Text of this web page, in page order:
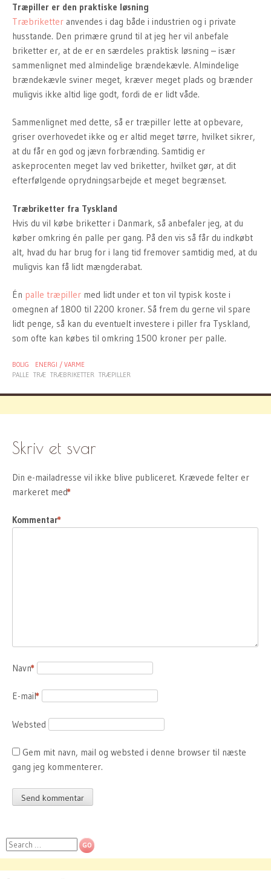
Træpiller er den praktiske løsning
Træbriketter anvendes i dag både i industrien og i private
husstande. Den primære grund til at jeg her vil anbefale
briketter er, at de er en særdeles praktisk løsning – især
sammenlignet med almindelige brændekævle. Almindelige
brændekævle sviner meget, kræver meget plads og brænder
muligvis ikke altid lige godt, fordi de er lidt våde.
Sammenlignet med dette, så er træpiller lette at opbevare,
griser overhovedet ikke og er altid meget tørre, hvilket sikrer,
at du får en god og jævn forbrænding. Samtidig er
askeprocenten meget lav ved briketter, hvilket gør, at dit
efterfølgende oprydningsarbejde et meget begrænset.
Træbriketter fra Tyskland
Hvis du vil købe briketter i Danmark, så anbefaler jeg, at du
køber omkring én palle per gang. På den vis så får du indkøbt
alt, hvad du har brug for i lang tid fremover samtidig med, at du
muligvis kan få lidt mængderabat.
Én palle træpiller med lidt under et ton vil typisk koste i
omegnen af 1800 til 2200 kroner. Så frem du gerne vil spare
lidt penge, så kan du eventuelt investere i piller fra Tyskland,
som ofte kan købes til omkring 1500 kroner per palle.
BOLIG
ENERGI / VARME
PALLE TRÆ TRÆBRIKETTER TRÆPILLER
Skriv et svar
Din e-mailadresse vil ikke blive publiceret. Krævede felter er
markeret med
*
Kommentar
*
Navn
*
E-mail
*
Websted
Gem mit navn, mail og websted i denne browser til næste
gang jeg kommenterer.
Search